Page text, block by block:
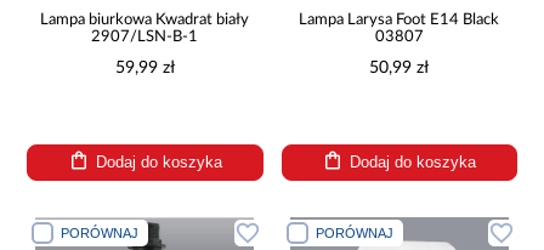
Lampa biurkowa Kwadrat biały
2907/LSN-B-1
59,99 zł
Dodaj do koszyka
Lampa Larysa Foot E14 Black
03807
50,99 zł
Dodaj do koszyka
PORÓWNAJ PORÓWNAJ